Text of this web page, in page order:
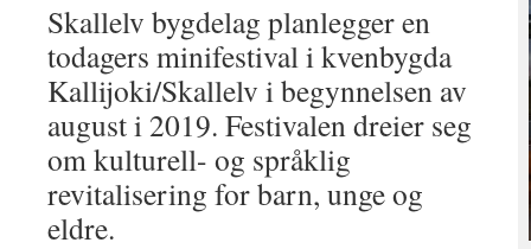
Skallelv bygdelag planlegger en
todagers minifestival i kvenbygda
Kallijoki/Skallelv i begynnelsen av
august i 2019. Festivalen dreier seg
om kulturell- og språklig
revitalisering for barn, unge og
eldre.